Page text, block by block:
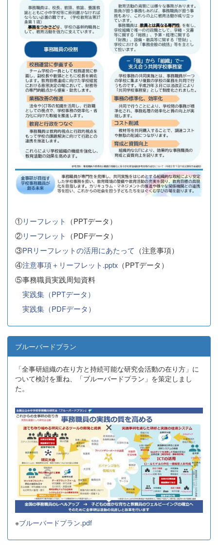
①リーフレット （PPTデータ）
②リーフレット （PDFデータ）
③PRリーフレットの活用にあたって （注意事項）
④注意事項＋リーフレット.pptx （PPTデータ）
⑤事務職員実践周知資料
実践集（PPTデータ）
実践集（PDFデータ）
ブルーバードプラン
「全事研組織の在り方と持続可能な研究会活動の在り方」に
ついて検討を重ね、「ブルーバードプラン」を策定しまし
た。
※ブルーバードプラン.pdf